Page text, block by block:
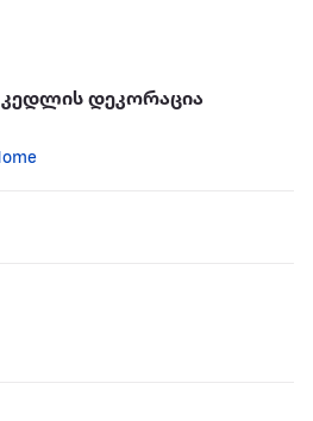
კედლის დეკორაცია